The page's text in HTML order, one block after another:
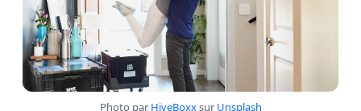
Photo par HiveBoxxsur Unsplash